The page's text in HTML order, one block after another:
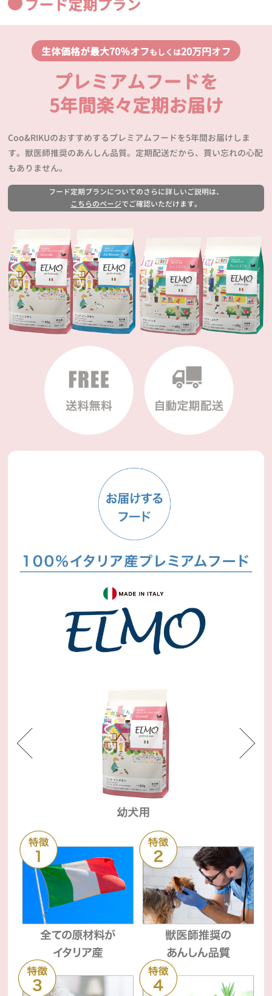
フード定期プラン
生体価格が最大70％オフもしくは20万円オフ
プレミアムフードを
5年間楽々定期お届け
Coo&RIKUのおすすめするプレミアムフードを5年間お届けしま
す。獣医師推奨のあんしん品質。定期配送だから、買い忘れの心配
もありません。
フード定期プランについてのさらに詳しいご説明は、
こちらのページでご確認いただけます。